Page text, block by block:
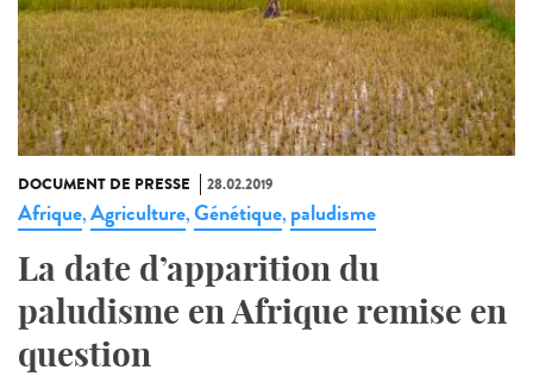
DOCUMENT DE PRESSE 28.02.2019
Afrique,Agriculture,Génétique, paludisme
La date d’apparition du
paludisme en Afrique remise en
question